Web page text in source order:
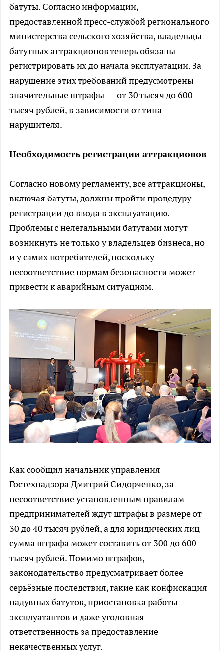
батуты. Согласно информации,
предоставленной пресс-службой регионального
министерства сельского хозяйства, владельцы
батутных аттракционов теперь обязаны
регистрировать их до начала эксплуатации. За
нарушение этих требований предусмотрены
значительные штрафы — от 30 тысяч до 600
тысяч рублей, в зависимости от типа
нарушителя.
Необходимость регистрации аттракционов
Согласно новому регламенту, все аттракционы,
включая батуты, должны пройти процедуру
регистрации до ввода в эксплуатацию.
Проблемы с нелегальными батутами могут
возникнуть не только у владельцев бизнеса, но
и у самих потребителей, поскольку
несоответствие нормам безопасности может
привести к аварийным ситуациям.
Как сообщил начальник управления
Гостехнадзора Дмитрий Сидорченко, за
несоответствие установленным правилам
предпринимателей ждут штрафы в размере от
30 до 40 тысяч рублей, а для юридических лиц
сумма штрафа может составить от 300 до 600
тысяч рублей. Помимо штрафов,
законодательство предусматривает более
серьёзные последствия, такие как конфискация
надувных батутов, приостановка работы
эксплуатантов и даже уголовная
ответственность за предоставление
некачественных услуг.